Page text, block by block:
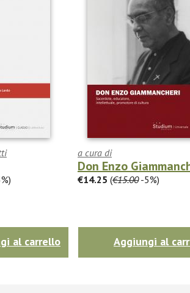
al carrello
a cura di
Don Enzo
€14.25 (€15.00-5%)
Aggiungi al